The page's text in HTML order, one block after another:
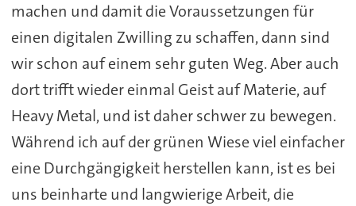
machen und damit die Voraussetzungen für
einen digitalen Zwilling zu schaffen, dann sind
wir schon auf einem sehr guten Weg. Aber auch
dort trifft wieder einmal Geist auf Materie, auf
Heavy Metal, und ist daher schwer zu bewegen.
Während ich auf der grünen Wiese viel einfacher
eine Durchgängigkeit herstellen kann, ist es bei
uns beinharte und langwierige Arbeit, die